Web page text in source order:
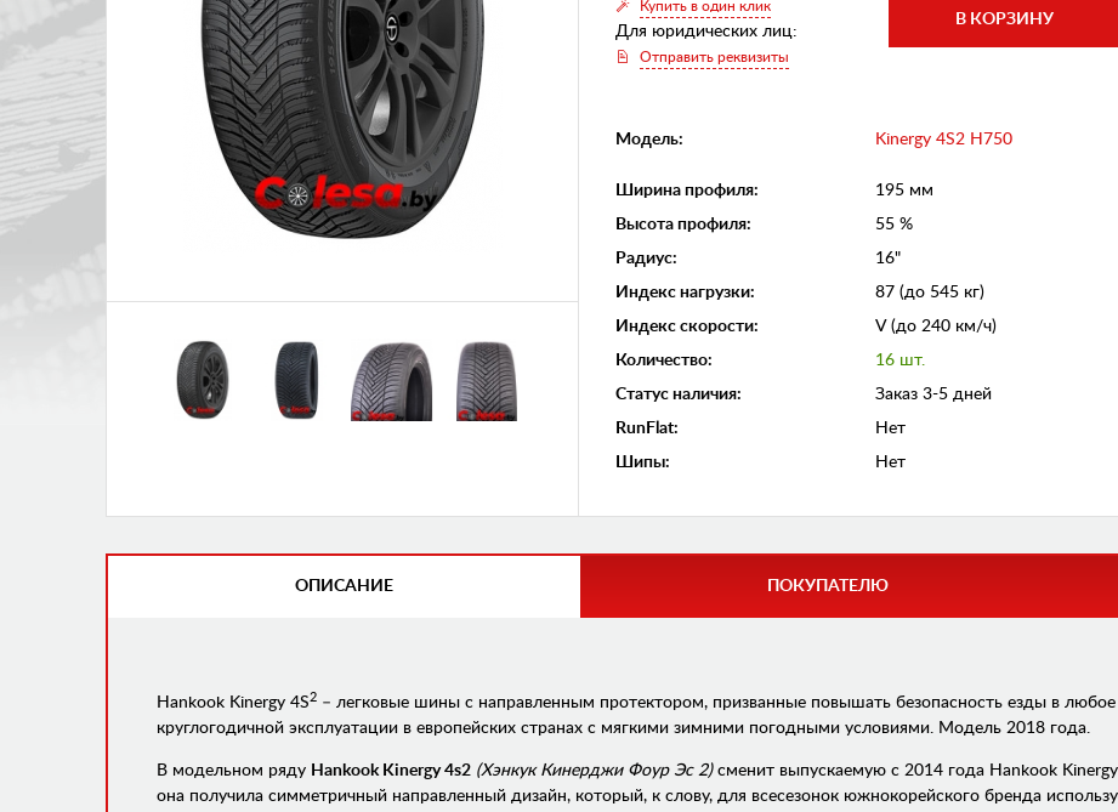
Купить в один клик
Для юридических лиц:
Отправить реквизиты
Модель: Kinergy 4S2 H750
Ширина профиля:
195 мм
Высота профиля:
55 %
Радиус:
16"
Индекс нагрузки:
87 (до 545 кг)
Индекс скорости:
V (до 240 км/ч)
Количество:
16 шт.
Статус наличия:
Заказ 3-5 дней
RunFlat:
Нет
Шипы: Нет
ОПИСАНИЕ ПОКУПАТЕЛЮ
Hankook Kinergy 4S2 – легковые шины с направленным протектором, призванные повышать безопасность езды в
круглогодичной эксплуатации в европейских странах с мягкими зимними погодными условиями. Модель 2018 года.
В модельном ряду Hankook Kinergy 4s2 (Хэнкук Кинерджи Фоур Эс 2)сменит выпускаемую с 2014 года Hankook
она получила симметричный направленный дизайн, который, к слову, для всесезонок южнокорейского бренда